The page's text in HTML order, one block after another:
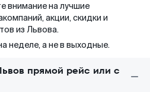
внимание на лучшие
акции, скидки и
из Львова.
неделе, а не в выходные.
прямой рейс или с